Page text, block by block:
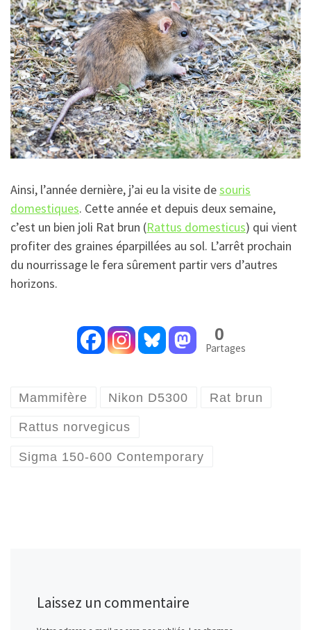
Ainsi, l’année dernière, j’ai eu la visite desouris
domestiques. Cette année et depuis deux semaine,
c’est un bien joli Rat brun (Rattus domesticus) qui vient
profiter des graines éparpillées au sol. L’arrêt prochain
du nourrissage le fera sûrement partir vers d’autres
horizons.
0
Partages
Mammifère Nikon D5300 Rat brun
Rattus norvegicus
Sigma 150-600 Contemporary
Laissez un commentaire